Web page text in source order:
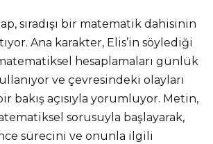
sıradışı bir matematik dahisinin
Ana karakter, Elis’in söylediği
hesaplamaları günlük
ve çevresindeki olayları
bakış açısıyla yorumluyor. Metin,
sorusuyla başlayarak,
sürecini ve onunla ilgili